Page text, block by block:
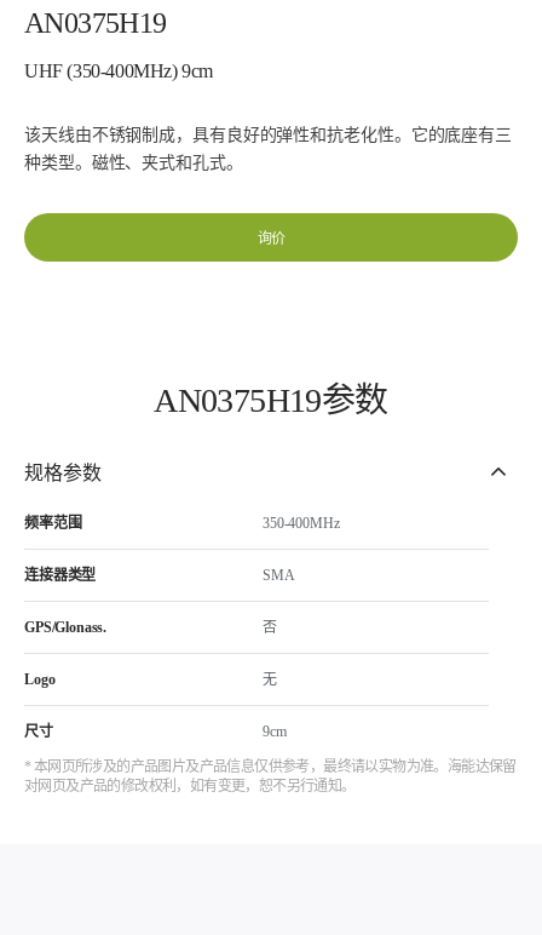
AN0375H19
UHF (350-400MHz) 9cm
该天线由不锈钢制成，具有良好的弹性和抗老化性。它的底座有三
种类型。磁性、夹式和孔式。
询价
AN0375H19参数
规格参数
频率范围 350-400MHz
连接器类型 SMA
GPS/Glonass. 否
Logo 无
尺寸 9cm
* 本网页所涉及的产品图片及产品信息仅供参考，最终请以实物为准。海能达保留
对网页及产品的修改权利，如有变更，恕不另行通知。